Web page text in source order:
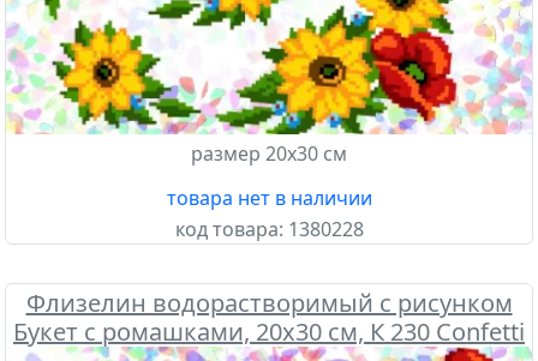
размер 20х30 см
товара нет в наличии
код товара: 1380228
Флизелин водорастворимый с рисунком
Букет с ромашками, 20х30 см, К 230 Confetti